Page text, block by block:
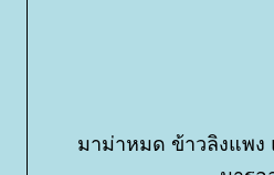
มาม่าหมด ข้าวลิงแพ